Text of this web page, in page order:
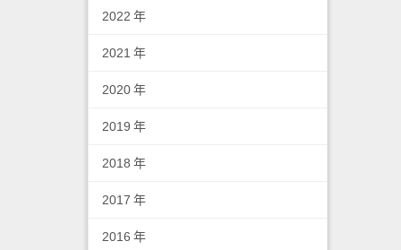
2022 年
2021 年
2020年
2019 年
2018 年
2017 年
2016 年